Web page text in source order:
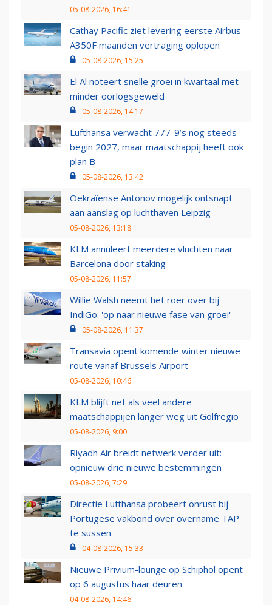
05-08-2026, 16:41
Cathay Pacific ziet levering eerste Airbus
A350F maanden vertraging oplopen
05-08-2026, 15:25
El Al noteert snelle groei in kwartaal met
minder oorlogsgeweld
05-08-2026, 14:17
Lufthansa verwacht 777-9’s nog steeds
begin 2027, maar maatschappij heeft ook
plan B
05-08-2026, 13:42
Oekraïense Antonov mogelijk ontsnapt
aan aanslag op luchthaven Leipzig
05-08-2026, 13:18
KLM annuleert meerdere vluchten naar
Barcelona door staking
05-08-2026, 11:57
Willie Walsh neemt het roer over bij
IndiGo: 'op naar nieuwe fase van groei'
05-08-2026, 11:37
Transavia opent komende winter nieuwe
route vanaf Brussels Airport
05-08-2026, 10:46
KLM blijft net als veel andere
maatschappijen langer weg uit Golfregio
05-08-2026, 9:00
Riyadh Air breidt netwerk verder uit:
opnieuw drie nieuwe bestemmingen
05-08-2026, 7:29
Directie Lufthansa probeert onrust bij
Portugese vakbond over overname TAP
te sussen
04-08-2026, 15:33
Nieuwe Privium-lounge op Schiphol opent
op 6 augustus haar deuren
04-08-2026, 14:46